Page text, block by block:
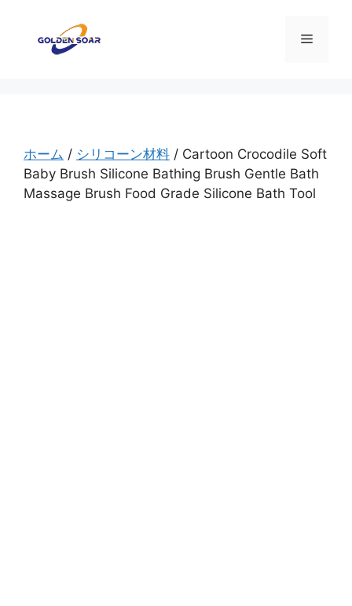
メ
ー
ホーム / シリコーン材料 / Cartoon Crocodile Soft
Baby Brush Silicone Bathing Brush Gentle Bath
Massage Brush Food Grade Silicone Bath Tool